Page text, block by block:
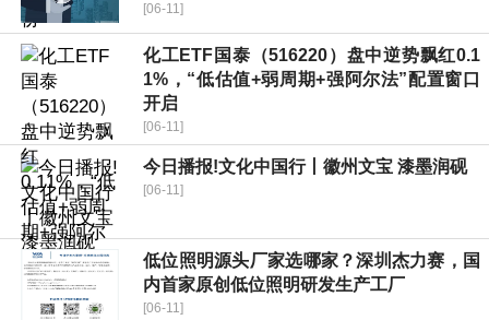
[06-11]
化工ETF国泰（516220）盘中逆势飘红0.1
1%，“低估值+弱周期+强阿尔法”配置窗口
开启
[06-11]
今日播报!文化中国行丨徽州文宝 漆墨润砚
[06-11]
低位照明源头厂家选哪家？深圳杰力赛，国
内首家原创低位照明研发生产工厂
[06-11]